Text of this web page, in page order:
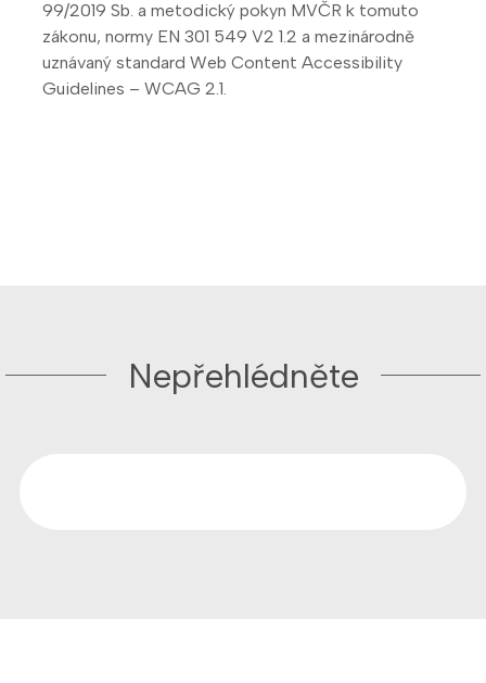
99/2019 Sb. a metodický pokyn MVČR k tomuto
zákonu, normy EN 301 549 V2 1.2 a mezinárodně
uznávaný standard Web Content Accessibility
Guidelines – WCAG 2.1.
Nepřehlédněte